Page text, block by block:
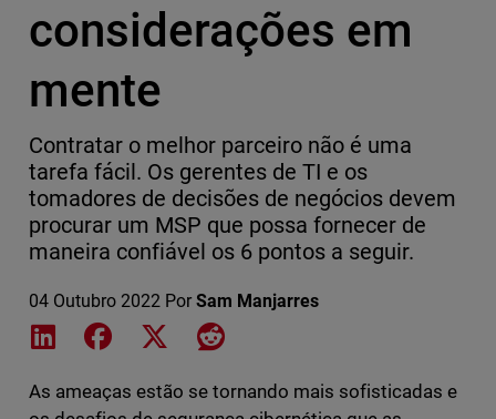
considerações em
mente
Contratar o melhor parceiro não é uma
tarefa fácil. Os gerentes de TI e os
tomadores de decisões de negócios devem
procurar um MSP que possa fornecer de
maneira confiável os 6 pontos a seguir.
04 Outubro 2022 Por Sam Manjarres
Share on LinkedIn
Share on Facebook
Share on XShare on Reddit
As ameaças estão se tornando mais sofisticadas e